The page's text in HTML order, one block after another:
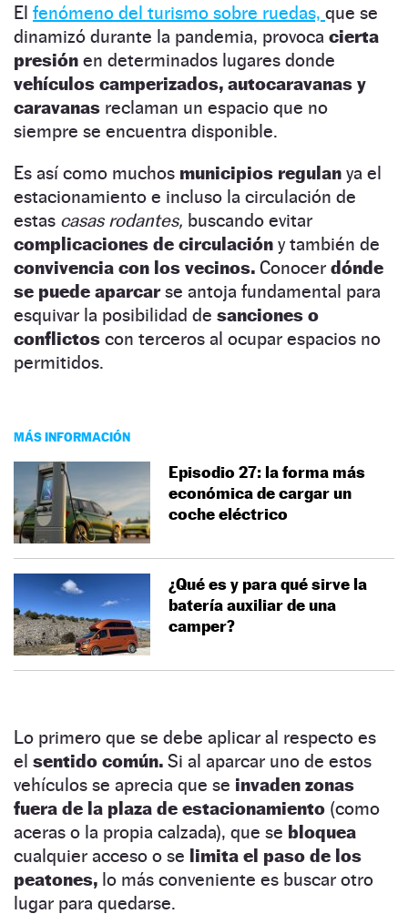
El fenómeno del turismo sobre ruedas, que se
dinamizó durante la pandemia, provoca cierta
presión en determinados lugares donde
vehículos camperizados, autocaravanas y
caravanas reclaman un espacio que no
siempre se encuentra disponible.
Es así como muchos municipios regulan ya el
estacionamiento e incluso la circulación de
estas casas rodantes, buscando evitar
complicaciones de circulación y también de
convivencia con los vecinos. Conocer dónde
se puede aparcarse antoja fundamental para
esquivar la posibilidad de sanciones o
conflictos con terceros al ocupar espacios no
permitidos.
MÁS INFORMACIÓN
Episodio 27: la forma más
económica de cargar un
coche eléctrico
¿Qué es y para qué sirve la
batería auxiliar de una
camper?
Lo primero que se debe aplicar al respecto es
el sentido común. Si al aparcar uno de estos
vehículos se aprecia que se invaden zonas
fuera de la plaza de estacionamiento (como
aceras o la propia calzada), que se bloquea
cualquier acceso o se limita el paso de los
peatones, lo más conveniente es buscar otro
lugar para quedarse.